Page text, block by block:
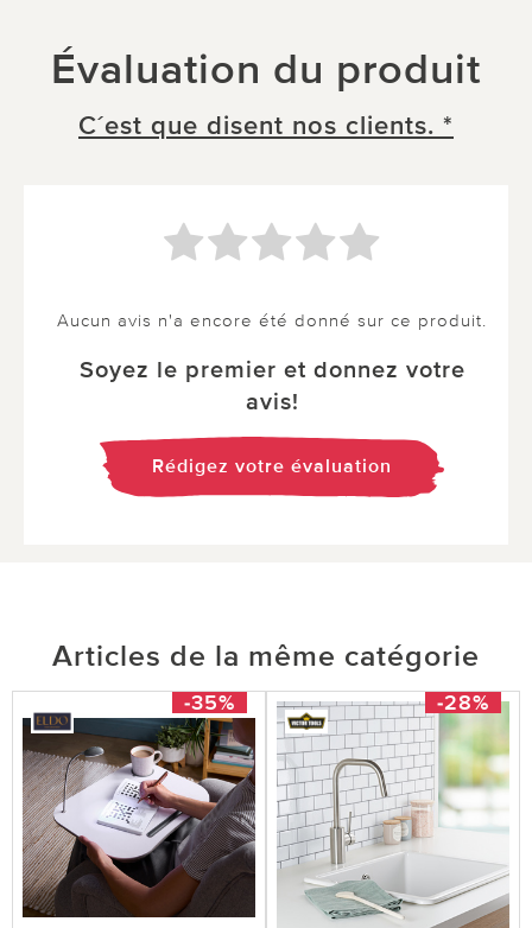
Évaluation du produit
C´est que disent nos clients. *
Aucun avis n'a encore été donné sur ce produit.
Soyez le premier et donnez votre
avis!
Rédigez votre évaluation
Articles de la même catégorie
-35% -28%